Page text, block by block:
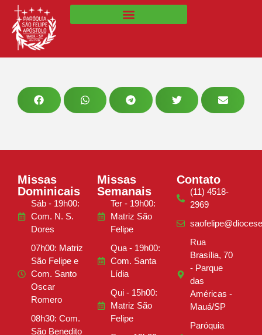
Missas
Dominicais
Sáb - 19h00:
Com. N. S.
Dores
07h00: Matriz
São Felipe e
Com. Santo
Oscar
Romero
08h30: Com.
São Benedito
Missas
Semanais
Ter - 19h00:
Matriz São
Felipe
Qua - 19h00:
Com. Santa
Lídia
Qui - 15h00:
Matriz São
Felipe
Contato
(11) 4518-
2969
Rua
Brasília, 70
- Parque
das
Américas -
Mauá/SP
Paróquia